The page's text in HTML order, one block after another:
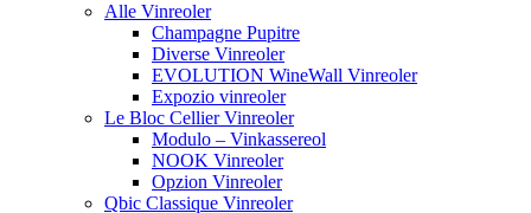
Alle Vinreoler
Champagne Pupitre
Diverse Vinreoler
EVOLUTION WineWall Vinreoler
Expozio vinreoler
Le Bloc Cellier Vinreoler
Modulo – Vinkassereol
NOOK Vinreoler
Opzion Vinreoler
Qbic Classique Vinreoler